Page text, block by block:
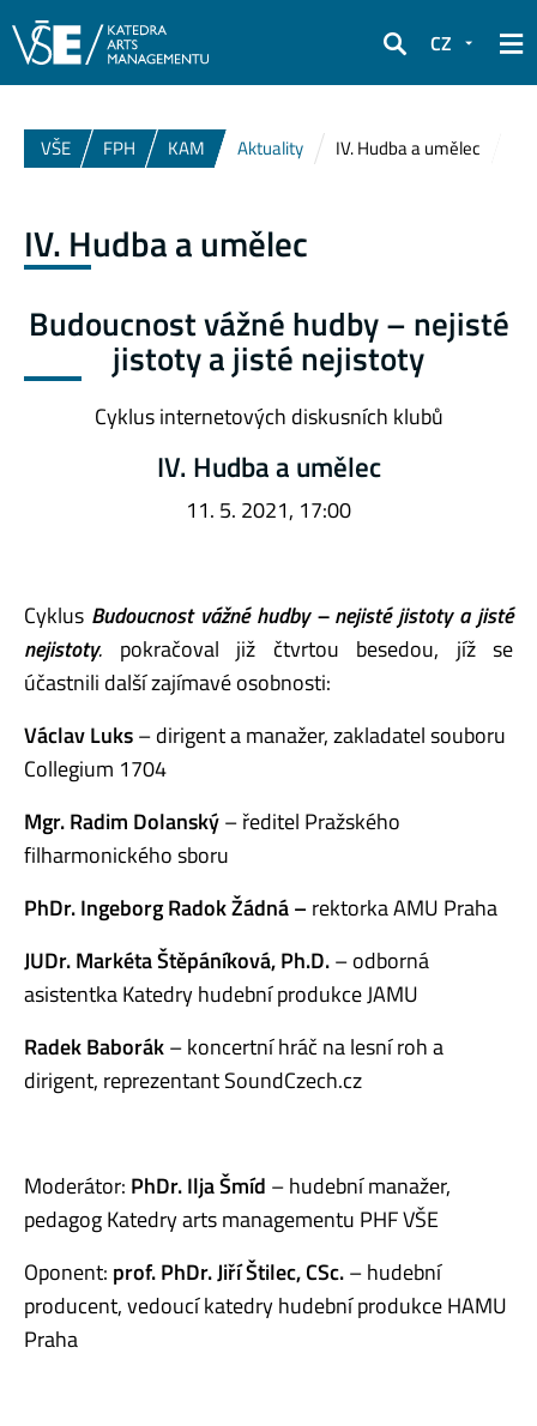
Hledat
CZ
VŠE FPH KAM Aktuality IV. Hudba a umělec
IV. Hudba a umělec
Budoucnost vážné hudby – nejisté
jistoty a jisté nejistoty
Cyklus internetových diskusních klubů
IV. Hudba a umělec
11. 5. 2021, 17:00
Cyklus Budoucnost vážné hudby – nejisté jistoty a jisté
nejistoty. pokračoval již čtvrtou besedou, jíž se
účastnili další zajímavé osobnosti:
Václav Luks– dirigent a manažer, zakladatel souboru
Collegium 1704
Mgr. Radim Dolanský– ředitel Pražského
filharmonického sboru
PhDr. Ingeborg Radok Žádná –rektorka AMU Praha
JUDr. Markéta Štěpáníková, Ph.D.– odborná
asistentka Katedry hudební produkce JAMU
Radek Baborák– koncertní hráč na lesní roh a
dirigent, reprezentant SoundCzech.cz
Moderátor: PhDr. Ilja Šmíd – hudební manažer,
pedagog Katedry arts managementu PHF VŠE
Oponent: prof. PhDr. Jiří Štilec, CSc.– hudební
producent, vedoucí katedry hudební produkce HAMU
Praha